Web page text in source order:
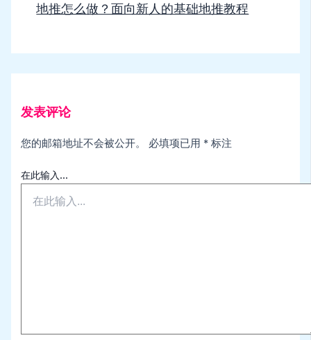
地推怎么做？面向新人的基础地推教程
发表评论
您的邮箱地址不会被公开。 必填项已用 * 标注
在此输入...